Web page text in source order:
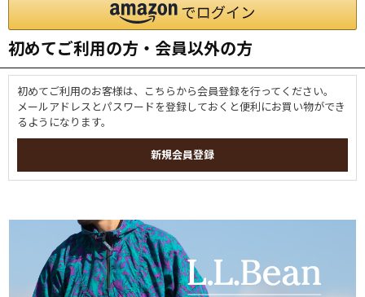
初めてご利用の方・会員以外の方
初めてご利用のお客様は、こちらから会員登録を行ってください。
メールアドレスとパスワードを登録しておくと便利にお買い物ができ
るようになります。